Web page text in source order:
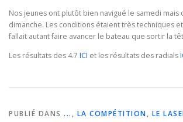
Nos jeunes ont plutôt bien navigué le samedi mais
dimanche. Les conditions étaient très techniques
fallait autant faire avancer le bateau que sortir la
Les résultats des 4.7 ICI et les résultats des radials
PUBLIÉ DANS ... , LA COMPÉTITION, LE